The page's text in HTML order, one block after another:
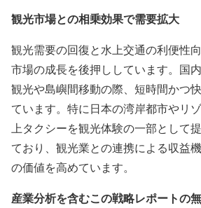
観光市場との相乗効果で需要拡大
観光需要の回復と水上交通の利便性
市場の成長を後押ししています。国
観光や島嶼間移動の際、短時間かつ
ています。特に日本の湾岸都市やリ
上タクシーを観光体験の一部として
ており、観光業との連携による収益
の価値を高めています。
産業分析を含むこの戦略レポートの